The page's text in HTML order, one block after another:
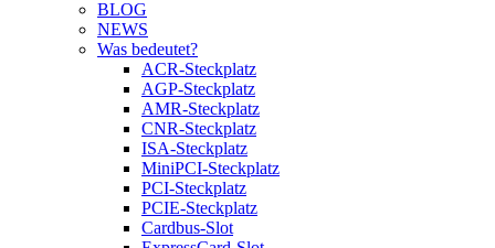
BLOG
NEWS
Was bedeutet?
ACR-Steckplatz
AGP-Steckplatz
AMR-Steckplatz
CNR-Steckplatz
ISA-Steckplatz
MiniPCI-Steckplatz
PCI-Steckplatz
PCIE-Steckplatz
Cardbus-Slot